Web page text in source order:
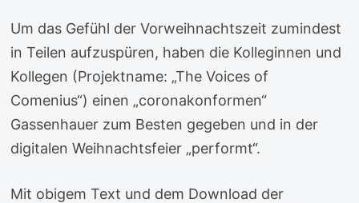
Um das Gefühl der Vorweihnachtszeit zumindest
in Teilen aufzuspüren, haben die Kolleginnen und
Kollegen (Projektname: „The Voices of
Comenius“) einen „coronakonformen“
Gassenhauer zum Besten gegeben und in der
digitalen Weihnachtsfeier „performt“.
Mit obigem Text und dem Download der